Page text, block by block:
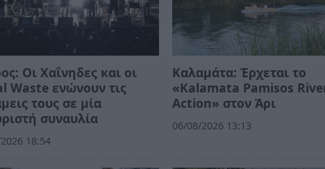
Οι Χαΐνηδες και οι
Waste ενώνουν τις
τους σε μία
συναυλία
18:54
Καλαμάτα: Έρχεται το
«Kalamata Pamisos
Action» στον Άρι
06/08/2026 13:13